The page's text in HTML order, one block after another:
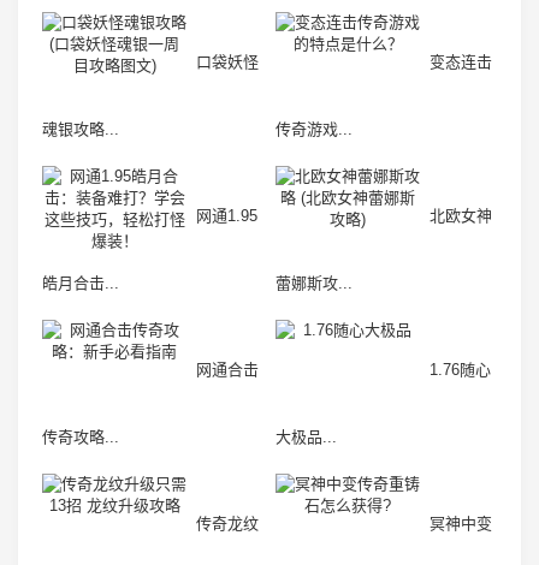
口袋妖怪
魂银攻略...
变态连击
传奇游戏...
网通1.95
皓月合击...
北欧女神
蕾娜斯攻...
网通合击
传奇攻略...
1.76随心
大极品...
传奇龙纹 冥神中变